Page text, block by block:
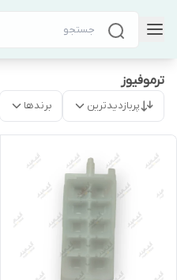
ترموفیوز
پربازدیدترین برندها